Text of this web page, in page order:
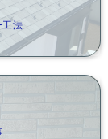
工法